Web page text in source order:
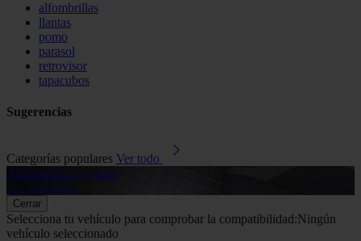
alfombrillas
llantas
pomo
parasol
retrovisor
tapacubos
Sugerencias
Categorías populares Ver todo
Alfombrillas de goma
Ver productos
Cerrar
Selecciona tu vehículo para comprobar la compatibilidad:Ningún
vehículo seleccionado